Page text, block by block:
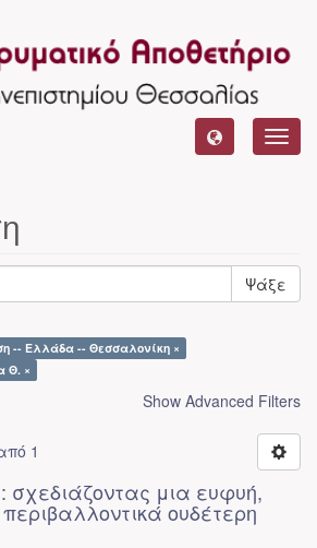
Ψάξε
-- Ελλάδα -- Θεσσαλονίκη ×
Θ. ×
Show Advanced Filters
1
σχεδιάζοντας μια ευφυή,
περιβαλλοντικά ουδέτερη